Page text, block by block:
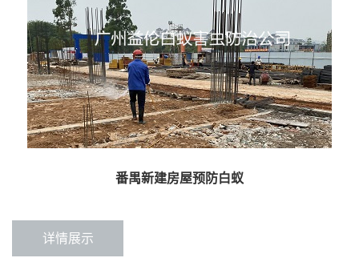
番禺新建房屋预防白蚁
详情展示